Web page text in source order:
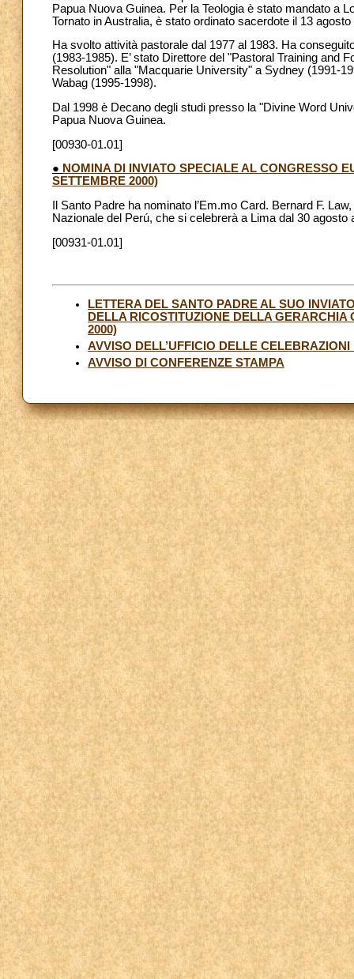
Papua Nuova Guinea. Per la Teologia è stato mandato a
Tornato in Australia, è stato ordinato sacerdote il 13
Ha svolto attività pastorale dal 1977 al 1983. Ha
(1983-1985). E’ stato Direttore del "Pastoral Training and
Resolution" alla "Macquarie University" a Sydney (1991-
Wabag (1995-1998).
Dal 1998 è Decano degli studi presso la "Divine Word
Papua Nuova Guinea.
[00930-01.01]
● NOMINA DI INVIATO SPECIALE AL CONGRESSO
SETTEMBRE 2000)
Il Santo Padre ha nominato l’Em.mo Card. Bernard F.
Nazionale del Perú, che si celebrerà a Lima dal 30 agosto
[00931-01.01]
LETTERA DEL SANTO PADRE AL SUO
DELLA RICOSTITUZIONE DELLA
2000)
AVVISO DELL’UFFICIO DELLE
AVVISO DI CONFERENZE STAMPA